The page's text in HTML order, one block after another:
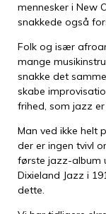
mennesker i New
snakkede også
Folk og især
mange
snakke det
skabe
frihed, som jazz
Man ved ikke helt
der er ingen tvivl
første jazz-album
Dixieland Jazz i
dette.